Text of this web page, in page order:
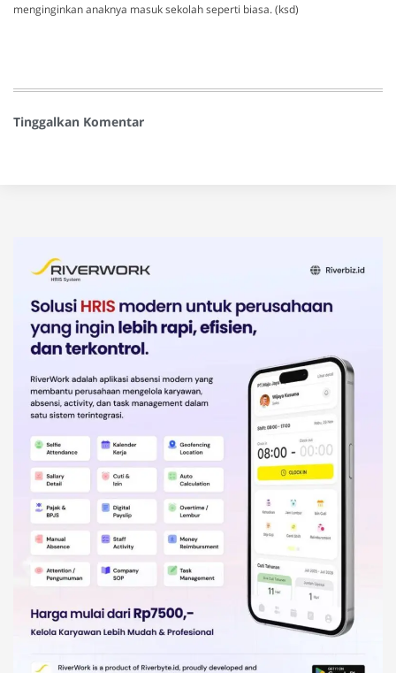
menginginkan anaknya masuk sekolah seperti biasa. (ksd)
Tinggalkan Komentar